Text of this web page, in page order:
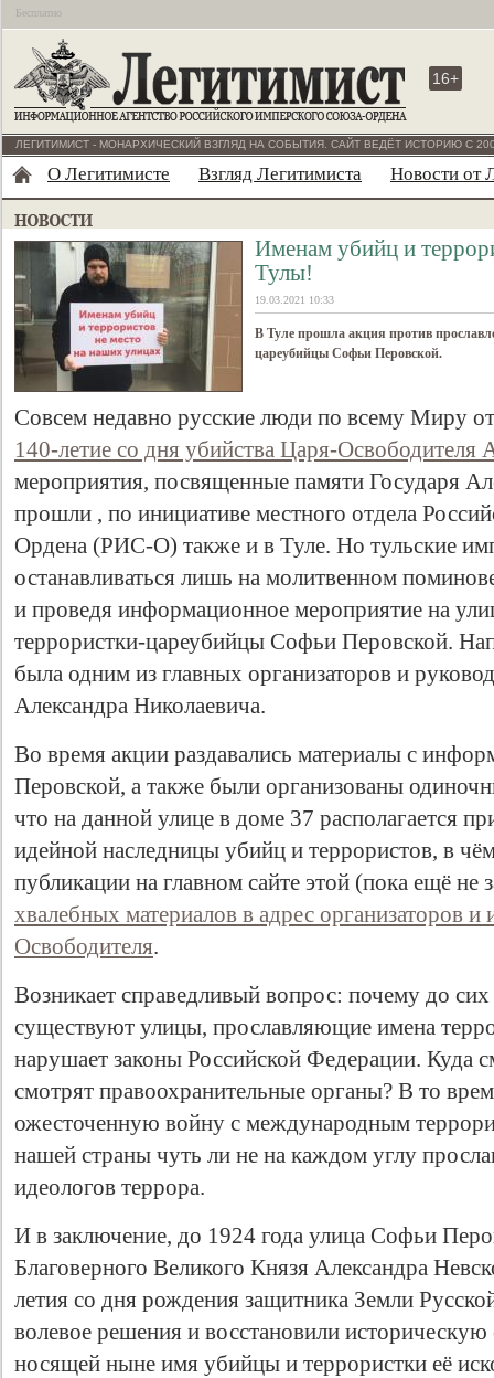
Бесплатно
16+
ЛЕГИТИМИСТ - МОНАРХИЧЕСКИЙ ВЗГЛЯД НА СОБЫТИЯ. САЙТ ВЕДЁТ ИСТОРИЮ С
О Легитимисте Взгляд Легитимиста Новости от
Именам убийц и
Тулы!
19.03.2021 10:33
В Туле прошла акция против
цареубийцы Софьи Перовской.
Совсем недавно русские люди по всему Миру
140-летие со дня убийства Царя-Освободителя
мероприятия, посвященные памяти Государя
прошли , по инициативе местного отдела
Ордена (РИС-О) также и в Туле. Но тульские
останавливаться лишь на молитвенном
и проведя информационное мероприятие на
террористки-цареубийцы Софьи Перовской.
была одним из главных организаторов и
Александра Николаевича.
Во время акции раздавались материалы с
Перовской, а также были организованы
что на данной улице в доме 37 располагается
идейной наследницы убийц и террористов, в
публикации на главном сайте этой (пока ещё не
хвалебных материалов в адрес организаторов
Освободителя.
Возникает справедливый вопрос: почему до
существуют улицы, прославляющие имена
нарушает законы Российской Федерации. Куда
смотрят правоохранительные органы? В то
ожесточенную войну с международным
нашей страны чуть ли не на каждом углу
идеологов террора.
И в заключение, до 1924 года улица Софьи
Благоверного Великого Князя Александра
летия со дня рождения защитника Земли
волевое решения и восстановили историческую
носящей ныне имя убийцы и террористки её
Свидетельство